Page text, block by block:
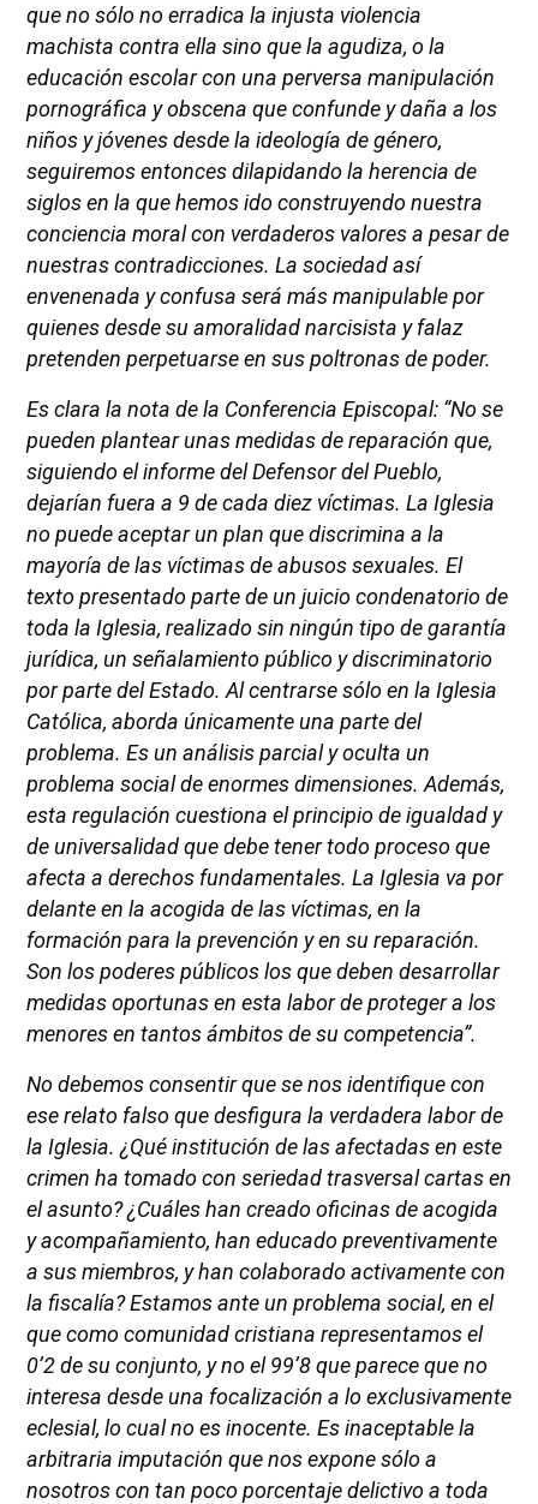
que no sólo no erradica la injusta violencia
machista contra ella sino que la agudiza, o la
educación escolar con una perversa manipulación
pornográfica y obscena que confunde y daña a los
niños y jóvenes desde la ideología de género,
seguiremos entonces dilapidando la herencia de
siglos en la que hemos ido construyendo nuestra
conciencia moral con verdaderos valores a pesar de
nuestras contradicciones. La sociedad así
envenenada y confusa será más manipulable por
quienes desde su amoralidad narcisista y falaz
pretenden perpetuarse en sus poltronas de poder.
Es clara la nota de la Conferencia Episcopal: “No se
pueden plantear unas medidas de reparación que,
siguiendo el informe del Defensor del Pueblo,
dejarían fuera a 9 de cada diez víctimas. La Iglesia
no puede aceptar un plan que discrimina a la
mayoría de las víctimas de abusos sexuales. El
texto presentado parte de un juicio condenatorio de
toda la Iglesia, realizado sin ningún tipo de garantía
jurídica, un señalamiento público y discriminatorio
por parte del Estado. Al centrarse sólo en la Iglesia
Católica, aborda únicamente una parte del
problema. Es un análisis parcial y oculta un
problema social de enormes dimensiones. Además,
esta regulación cuestiona el principio de igualdad y
de universalidad que debe tener todo proceso que
afecta a derechos fundamentales. La Iglesia va por
delante en la acogida de las víctimas, en la
formación para la prevención y en su reparación.
Son los poderes públicos los que deben desarrollar
medidas oportunas en esta labor de proteger a los
menores en tantos ámbitos de su competencia”.
No debemos consentir que se nos identifique con
ese relato falso que desfigura la verdadera labor de
la Iglesia. ¿Qué institución de las afectadas en este
crimen ha tomado con seriedad trasversal cartas en
el asunto? ¿Cuáles han creado oficinas de acogida
y acompañamiento, han educado preventivamente
a sus miembros, y han colaborado activamente con
la fiscalía? Estamos ante un problema social, en el
que como comunidad cristiana representamos el
0’2 de su conjunto, y no el 99’8 que parece que no
interesa desde una focalización a lo exclusivamente
eclesial, lo cual no es inocente. Es inaceptable la
arbitraria imputación que nos expone sólo a
nosotros con tan poco porcentaje delictivo a toda